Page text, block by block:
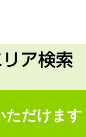
ア検索
ただけます